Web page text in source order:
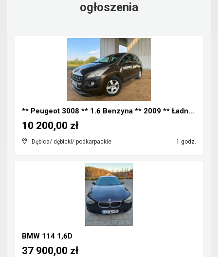
ogłoszenia
** Peugeot 3008 ** 1.6 Benzyna ** 2009 ** Ładny Za...
Dębica/ dębicki/ podkarpackie 1 godz.
10 200,00 zł
BMW 114 1,6D
37 900,00 zł